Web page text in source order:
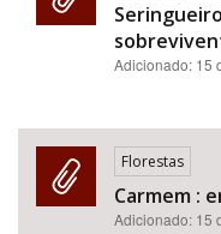
Adicionado: 15
Florestas
Carmem :
Adicionado: 15